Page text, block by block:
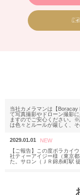
当社カメラマンは【Boracay
て写真撮影やドローン撮影
ますのでご安心ください。
は色々とルールが厳しく、
2029.01.01
【ご報告】この度ボラカイ
社ティーアイジー様（東京
た。サロン（ＪＲ錦糸町駅
M様 2025年12月or2026年2月
ウェディングフォトお問い